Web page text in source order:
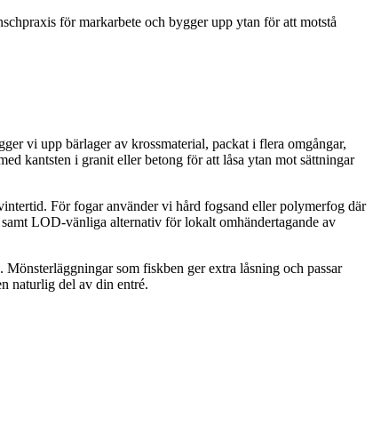
för markarbete och bygger upp ytan för att motstå
vi upp bärlager av krossmaterial, packat i flera omgångar,
kantsten i granit eller betong för att låsa ytan mot sättningar
För fogar använder vi hård fogsand eller polymerfog där
LOD-vänliga alternativ för lokalt omhändertagande av
som fiskben ger extra låsning och passar
naturlig del av din entré.